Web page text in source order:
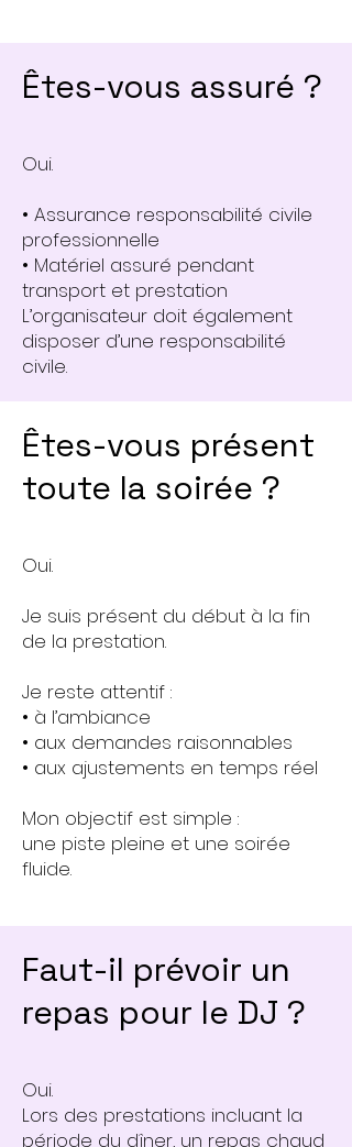
Êtes-vous assuré ?
Oui.
• Assurance responsabilité civile
professionnelle
• Matériel assuré pendant
transport et prestation
L’organisateur doit également
disposer d’une responsabilité
civile.
Êtes-vous présent
toute la soirée ?
Oui.
Je suis présent du début à la fin
de la prestation.
Je reste attentif :
• à l’ambiance
• aux demandes raisonnables
• aux ajustements en temps réel
Mon objectif est simple :
une piste pleine et une soirée
fluide.
Faut-il prévoir un
repas pour le DJ ?
Oui.
Lors des prestations incluant la
période du dîner, un repas chaud